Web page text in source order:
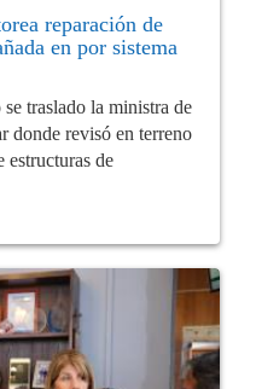
reparación de
en por sistema
traslado la ministra de
donde revisó en terreno
estructuras de